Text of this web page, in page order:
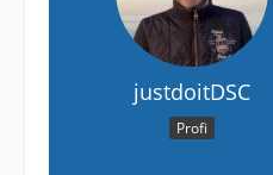
justdoitDSC
Profi